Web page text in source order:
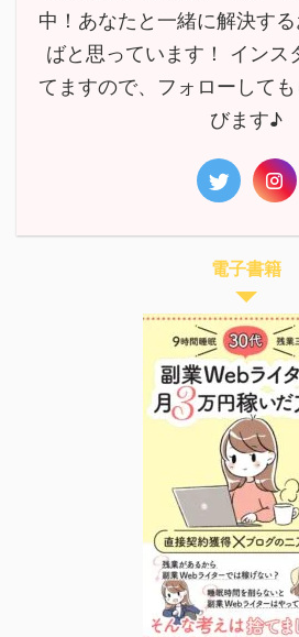
中！あなたと一緒に解決す
ばと思っています！ インス
てますので、フォローして
びます♪
電子書籍